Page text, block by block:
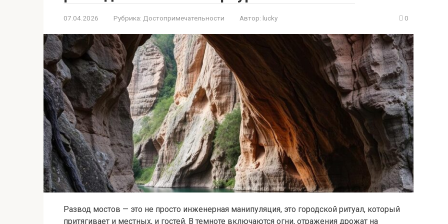
07.04.2026 Рубрика: Достопримечательности Автор: lucky 0
Развод мостов — это не просто инженерная манипуляция, это городской ритуал, который
притягивает и местных, и гостей. В темноте включаются огни, отражения дрожат на